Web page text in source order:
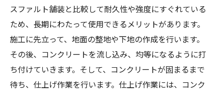
スファルト舗装と比較して耐久性や強度にすぐれている
ため、長期にわたって使用できるメリットがあります。
施工に先立って、地面の整地や下地の作成を行います。
その後、コンクリートを流し込み、均等になるように打
ち付けていきます。そして、コンクリートが固まるまで
待ち、仕上げ作業を行います。仕上げ作業には、コンク